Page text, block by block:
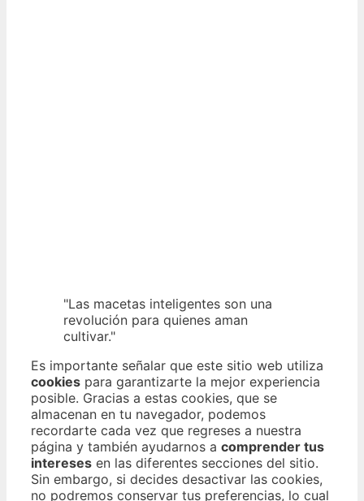
"Las macetas inteligentes son una
revolución para quienes aman
cultivar."
Es importante señalar que este sitio web utiliza
cookies para garantizarte la mejor experiencia
posible. Gracias a estas cookies, que se
almacenan en tu navegador, podemos
recordarte cada vez que regreses a nuestra
página y también ayudarnos a comprender tus
intereses en las diferentes secciones del sitio.
Sin embargo, si decides desactivar las cookies,
no podremos conservar tus preferencias, lo cual